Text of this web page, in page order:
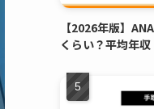
【2026年版】
くらい？平均年